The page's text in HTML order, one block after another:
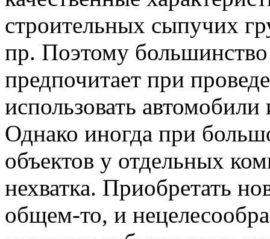
строительных сыпучих
пр. Поэтому
предпочитает при
использовать
Однако иногда при
объектов у отдельных
нехватка. Приобретать
общем-то, и